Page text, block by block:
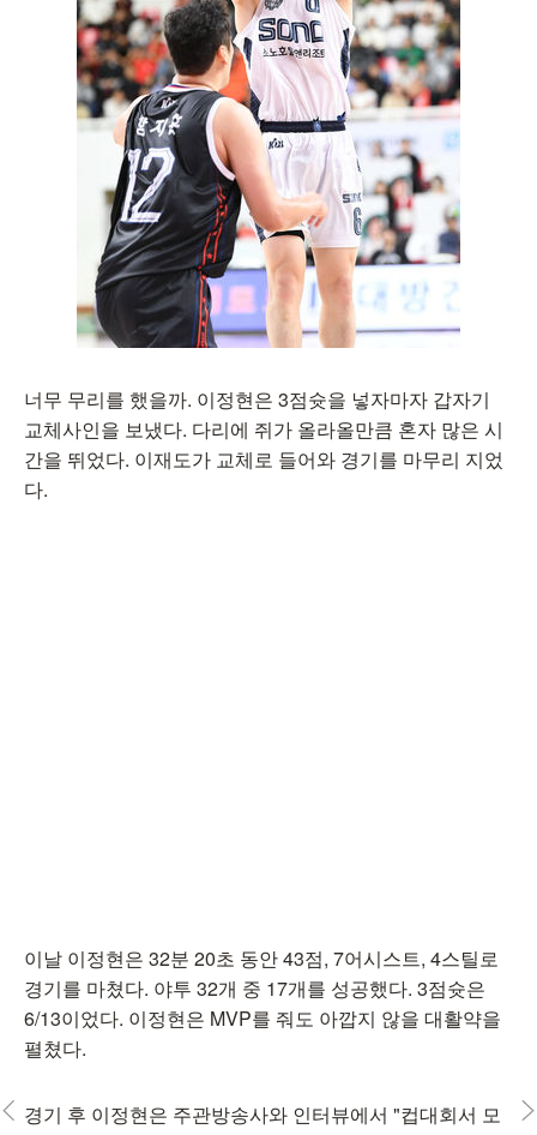
너무 무리를 했을까. 이정현은 3점슛을 넣자마자 갑자기
교체사인을 보냈다. 다리에 쥐가 올라올만큼 혼자 많은 시
간을 뛰었다. 이재도가 교체로 들어와 경기를 마무리 지었
다.
이날 이정현은 32분 20초 동안 43점, 7어시스트, 4스틸로
경기를 마쳤다. 야투 32개 중 17개를 성공했다. 3점슛은
6/13이었다. 이정현은 MVP를 줘도 아깝지 않을 대활약을
펼쳤다.
경기 후 이정현은 주관방송사와 인터뷰에서 "컵대회서 모